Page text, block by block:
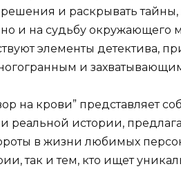
и раскрывать тайны,
но и на судьбу
элементы детектива,
и
на крови” представляет
реальной истории,
в жизни любимых
так и тем, кто ищет